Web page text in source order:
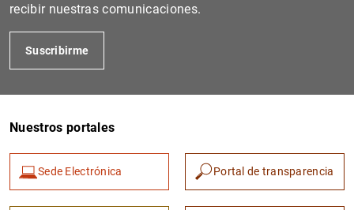
recibir nuestras comunicaciones.
Suscribirme
Nuestros portales
Sede Electrónica Portal de transparencia